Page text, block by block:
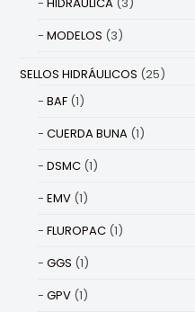
MODELOS (3)
SELLOS HIDRÁULICOS (25)
BAF (1)
CUERDA BUNA (1)
DSMC (1)
EMV (1)
FLUROPAC (1)
GGS (1)
GPV (1)